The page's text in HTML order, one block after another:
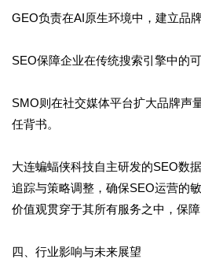
GEO负责在AI原生环境中，建立品
SEO保障企业在传统搜索引擎中的
SMO则在社交媒体平台扩大品牌声
任背书。
大连蝙蝠侠科技自主研发的SEO数
追踪与策略调整，确保SEO运营的
价值观贯穿于其所有服务之中，保
四、行业影响与未来展望